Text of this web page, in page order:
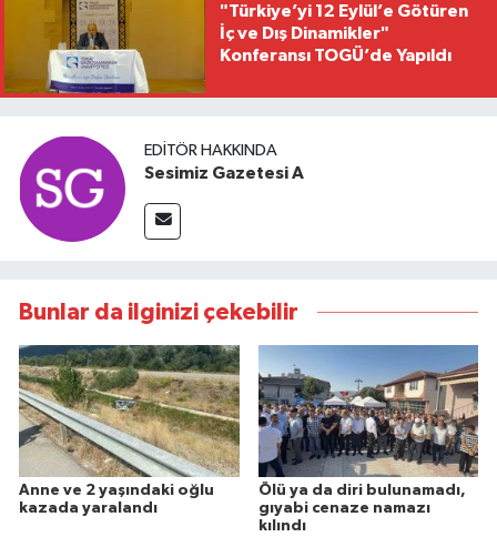
"Türkiye’yi 12 Eylül’e Götüren
İç ve Dış Dinamikler"
Konferansı TOGÜ’de Yapıldı
EDITÖR HAKKINDA
Sesimiz Gazetesi A
Bunlar da ilginizi çekebilir
Anne ve 2 yaşındaki oğlu
kazada yaralandı
Ölü ya da diri bulunamadı,
gıyabi cenaze namazı
kılındı